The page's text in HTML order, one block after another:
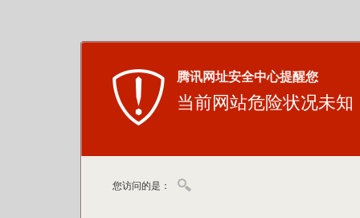
腾讯网址安全中心提醒您
当前网站危险状况未知
您访问的是：